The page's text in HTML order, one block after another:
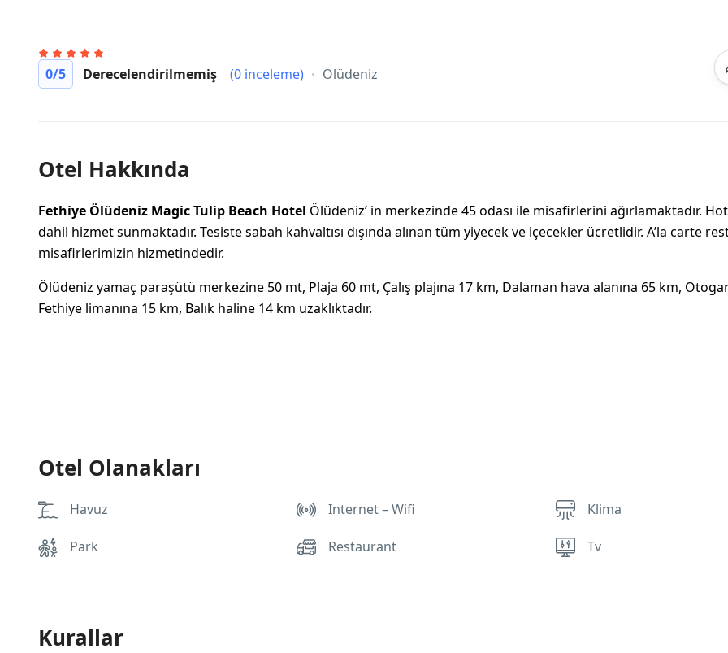
0/5 Derecelendirilmemiş (0 inceleme) Ölüdeniz
Otel Hakkında
Fethiye Ölüdeniz MagicTulip Beach Hotel Ölüdeniz’ in merkezinde 45 odası ile misafirlerini ağırlamaktadır.
dahil hizmet sunmaktadır. Tesiste sabah kahvaltısı dışında alınan tüm yiyecek ve içecekler ücretlidir. A’la carte
misafirlerimizin hizmetindedir.
Ölüdeniz yamaç paraşütü merkezine 50 mt, Plaja 60 mt, Çalış plajına 17 km, Dalaman hava alanına 65 km,
Fethiye limanına 15 km, Balık haline 14 km uzaklıktadır.
Otel Olanakları
Havuz Internet – Wifi Klima
Park Restaurant Tv
Kurallar